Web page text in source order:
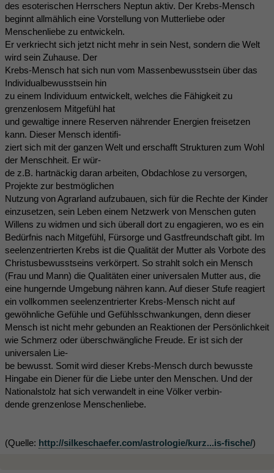
des esoterischen Herrschers Neptun aktiv. Der Krebs-Mensch
beginnt allmählich eine Vorstellung von Mutterliebe oder
Menschenliebe zu entwickeln.
Er verkriecht sich jetzt nicht mehr in sein Nest, sondern die Welt
wird sein Zuhause. Der
Krebs-Mensch hat sich nun vom Massenbewusstsein über das
Individualbewusstsein hin
zu einem Individuum entwickelt, welches die Fähigkeit zu
grenzenlosem Mitgefühl hat
und gewaltige innere Reserven nährender Energien freisetzen
kann. Dieser Mensch identifi-
ziert sich mit der ganzen Welt und erschafft Strukturen zum Wohl
der Menschheit. Er wür-
de z.B. hartnäckig daran arbeiten, Obdachlose zu versorgen,
Projekte zur bestmöglichen
Nutzung von Agrarland aufzubauen, sich für die Rechte der Kinder
einzusetzen, sein Leben einem Netzwerk von Menschen guten
Willens zu widmen und sich überall dort zu engagieren, wo es ein
Bedürfnis nach Mitgefühl, Fürsorge und Gastfreundschaft gibt. Im
seelenzentrierten Krebs ist die Qualität der Mutter als Vorbote des
Christusbewusstseins verkörpert. So strahlt solch ein Mensch
(Frau und Mann) die Qualitäten einer universalen Mutter aus, die
eine hungernde Umgebung nähren kann. Auf dieser Stufe reagiert
ein vollkommen seelenzentrierter Krebs-Mensch nicht auf
gewöhnliche Gefühle und Gefühlsschwankungen, denn dieser
Mensch ist nicht mehr gebunden an Reaktionen der Persönlichkeit
wie Schmerz oder überschwängliche Freude. Er ist sich der
universalen Lie-
be bewusst. Somit wird dieser Krebs-Mensch durch bewusste
Hingabe ein Diener für die Liebe unter den Menschen. Und der
Nationalstolz hat sich verwandelt in eine Völker verbin-
dende grenzenlose Menschenliebe.
(Quelle: http://silkeschaefer.com/astrologie/kurz...is-fische/)